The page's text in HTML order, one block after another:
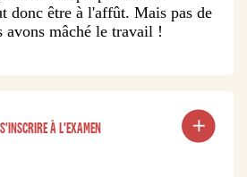
donc être à l'affût. Mais pas de
avons mâché le travail !
À L'EXAMEN